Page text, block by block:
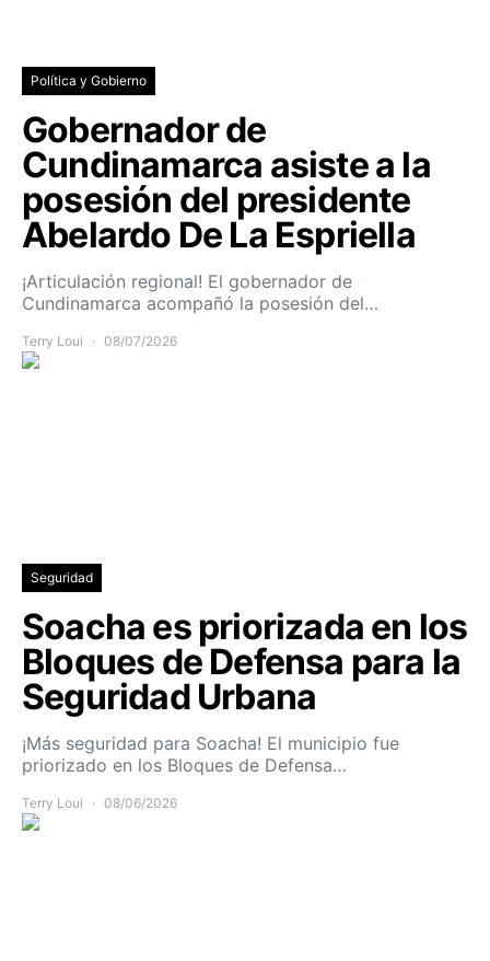
Política y Gobierno
Gobernador de
Cundinamarca asiste a la
posesión del presidente
Abelardo De La Espriella
¡Articulación regional! El gobernador de
Cundinamarca acompañó la posesión del…
Terry Loui 08/07/2026
Seguridad
Soacha es priorizada en los
Bloques de Defensa para la
Seguridad Urbana
¡Más seguridad para Soacha! El municipio fue
priorizado en los Bloques de Defensa…
Terry Loui 08/06/2026